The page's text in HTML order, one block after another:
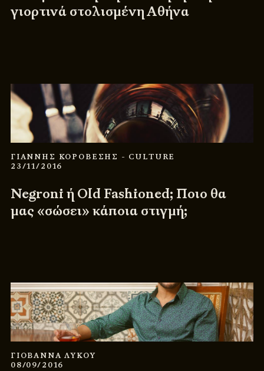
γιορτινά στολισμένη Αθήνα
ΓΙΑΝΝΗΣ ΚΟΡΟΒΕΣΗΣ - CULTURE
23/11/2016
Negroni ή Old Fashioned; Ποιο θα
μας «σώσει» κάποια στιγμή;
ΓΙΟΒΑΝΝΑ ΛΥΚΟΥ
08/09/2016